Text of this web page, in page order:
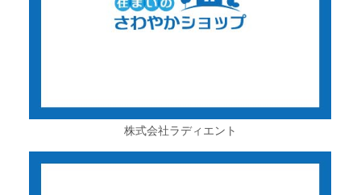
株式会社ラディエント